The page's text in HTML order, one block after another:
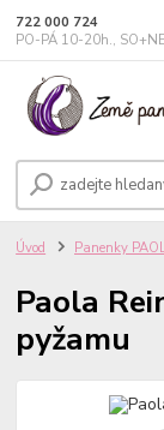
722 000 724
PO-PÁ 10-20h.,
Úvod Panenky
Paola
pyžamu